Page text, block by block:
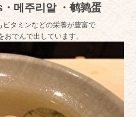
메주리알 ・鹌鹑蛋
ビタミンなどの栄養が豊富で
でんで出しています。